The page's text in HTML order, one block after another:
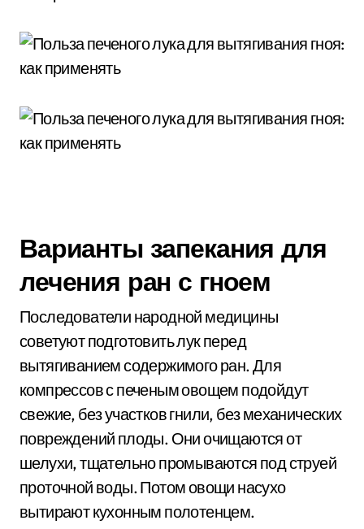
Варианты запекания для
лечения ран с гноем
Последователи народной медицины
советуют подготовить лук перед
вытягиванием содержимого ран. Для
компрессов с печеным овощем подойдут
свежие, без участков гнили, без механических
повреждений плоды. Они очищаются от
шелухи, тщательно промываются под струей
проточной воды. Потом овощи насухо
вытирают кухонным полотенцем.